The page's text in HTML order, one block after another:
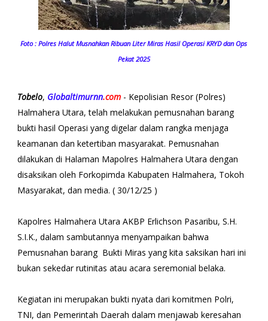
Foto : Polres Halut Musnahkan Ribuan Liter Miras Hasil Operasi KRYD dan Ops
Pekat 2025
Tobelo, Globaltimurnn.com- Kepolisian Resor (Polres)
Halmahera Utara, telah melakukan pemusnahan barang
bukti hasil Operasi yang digelar dalam rangka menjaga
keamanan dan ketertiban masyarakat. Pemusnahan
dilakukan di Halaman Mapolres Halmahera Utara dengan
disaksikan oleh Forkopimda Kabupaten Halmahera, Tokoh
Masyarakat, dan media. ( 30/12/25 )
Kapolres Halmahera Utara AKBP Erlichson Pasaribu, S.H.
S.I.K., dalam sambutannya menyampaikan bahwa
Pemusnahan barang Bukti Miras yang kita saksikan hari ini
bukan sekedar rutinitas atau acara seremonial belaka.
Kegiatan ini merupakan bukti nyata dari komitmen Polri,
TNI, dan Pemerintah Daerah dalam menjawab keresahan